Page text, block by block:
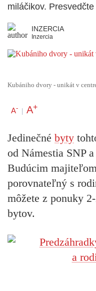
miláčikov.
INZERCIA
Inzercia
Kubániho dvory - unikát v
A- | A+
Jedinečné byty
od Námestia SNP
Budúcim
porovnateľný s
môžete z ponuky
bytov.